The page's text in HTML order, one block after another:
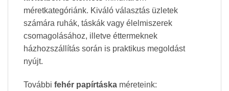
méretkategóriánk. Kiváló választás üzletek
számára ruhák, táskák vagy élelmiszerek
csomagolásához, illetve éttermeknek
házhozszállítás során is praktikus megoldást
nyújt.
További fehér papírtáska méreteink: